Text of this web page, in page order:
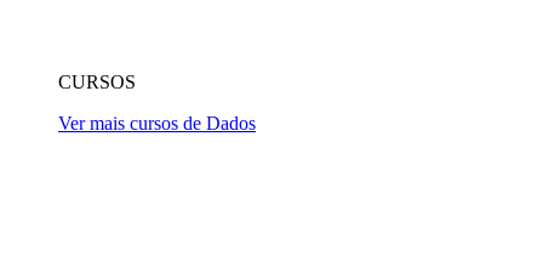
CURSOS
Ver mais cursos de Dados